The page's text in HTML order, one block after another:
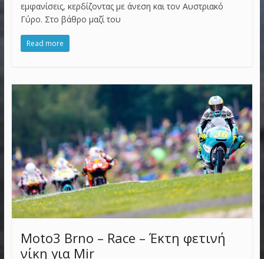
εμφανίσεις, κερδίζοντας με άνεση και τον Αυστριακό
Γύρο. Στο βάθρο μαζί του
Read more
Moto3 Brno – Race – Έκτη φετινή
νίκη για Mir